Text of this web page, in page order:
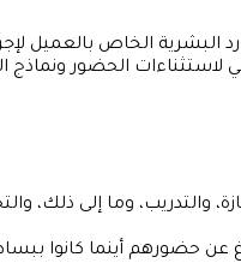
لاستثناءات الحضور
وما إلى ذلك،
عن حضورهم أينما كانوا